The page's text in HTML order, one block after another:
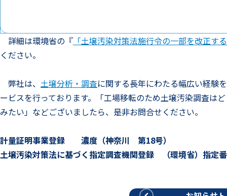
詳細は環境省の『 「土壌汚染対策法施行令の一部を改正す
ください。
弊社は、 土壌分析・調査に関する長年にわたる幅広い経験
ービスを行っております。「工場移転のため土壌汚染調査は
みたい」などございましたら、是非お問合せください。
計量証明事業登録 濃度（神奈川 第18号）
土壌汚染対策法に基づく指定調査機関登録 （環境省）指定